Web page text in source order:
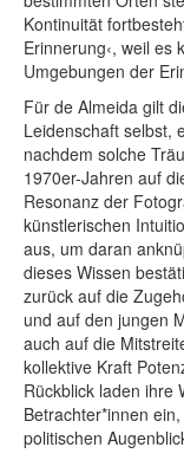
Kontinuität
Erinnerung‹, weil es
Umgebungen der
Für de Almeida gilt
Leidenschaft selbst,
nachdem solche
1970er-Jahren auf
Resonanz der
künstlerischen
aus, um daran
dieses Wissen
zurück auf die
und auf den jungen
auch auf die
kollektive Kraft
Rückblick laden ihre
Betrachter*innen
politischen